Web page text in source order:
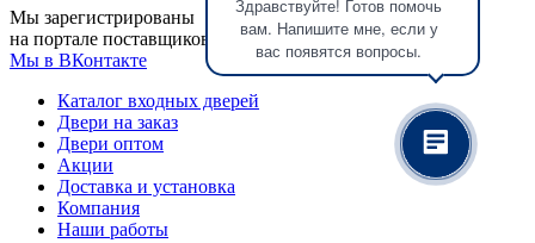
Здравствуйте! Готов помочь
вам. Напишите мне, если у
вас появятся вопросы.
Мы зарегистрированы
на портале поставщиков
Мы в ВКонтакте
Каталог входных дверей
Двери на заказ
Двери оптом
Акции
Доставка и установка
Компания
Наши работы